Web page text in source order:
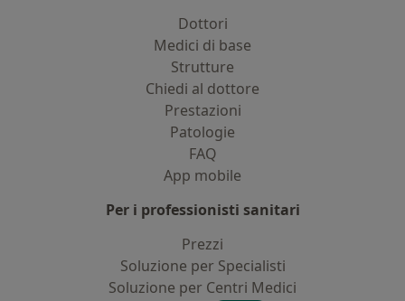
Dottori
Medici di base
Strutture
Chiedi al dottore
Prestazioni
Patologie
FAQ
App mobile
Per i professionisti sanitari
Prezzi
Soluzione per Specialisti
Soluzione per Centri Medici